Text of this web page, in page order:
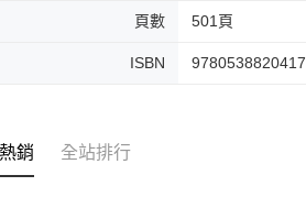
頁數 501頁
ISBN 9780538820417
銷 全站排行